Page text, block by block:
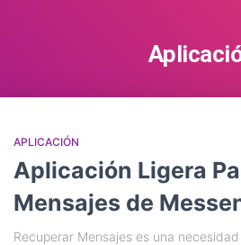
APLICACIÓN
Aplicación Ligera
Mensajes de
Recuperar Mensajes es una